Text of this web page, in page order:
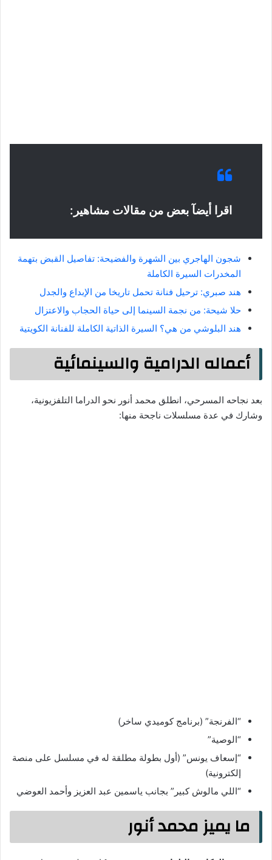
اقرا أيضآ بعض من مقالات مشاهير:
شجون الهاجري بين الشهرة والفضيحة: تفاصيل القبض بتهمة
المخدرات السيرة الكاملة
هند صبري: ترحيل فنانة تحمل تاريخا من الإبداع والجدل
حلا شيحة: من نجمة السينما إلى حياة الحجاب والاعتزال
هند البلوشي من هي؟ السيرة الذاتية الكاملة للفنانة الكويتية
أعماله الدرامية والسينمائية
بعد نجاحه المسرحي، انطلق محمد أنور نحو الدراما التلفزيونية،
وشارك في عدة مسلسلات ناجحة منها:
“الفرنجة” (برنامج كوميدي ساخر)
“الوصية”
“إسعاف يونس” (أول بطولة مطلقة له في مسلسل على منصة
إلكترونية)
“اللي مالوش كبير” بجانب ياسمين عبد العزيز وأحمد العوضي
ما يميز محمد أنور